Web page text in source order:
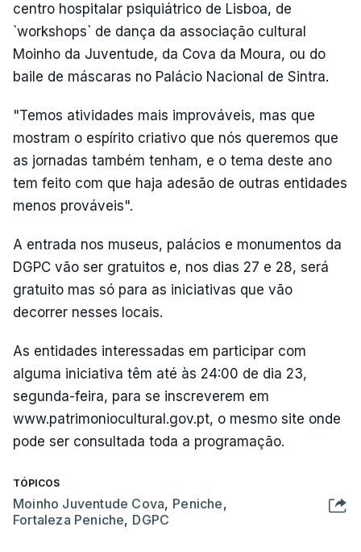
centro hospitalar psiquiátrico de Lisboa, de
`workshops` de dança da associação cultural
Moinho da Juventude, da Cova da Moura, ou do
baile de máscaras no Palácio Nacional de Sintra.
"Temos atividades mais improváveis, mas que
mostram o espírito criativo que nós queremos que
as jornadas também tenham, e o tema deste ano
tem feito com que haja adesão de outras entidades
menos prováveis".
A entrada nos museus, palácios e monumentos da
DGPC vão ser gratuitos e, nos dias 27 e 28, será
gratuito mas só para as iniciativas que vão
decorrer nesses locais.
As entidades interessadas em participar com
alguma iniciativa têm até às 24:00 de dia 23,
segunda-feira, para se inscreverem em
www.patrimoniocultural.gov.pt, o mesmo site onde
pode ser consultada toda a programação.
TÓPICOS
Moinho Juventude Cova, Peniche,
Fortaleza Peniche, DGPC